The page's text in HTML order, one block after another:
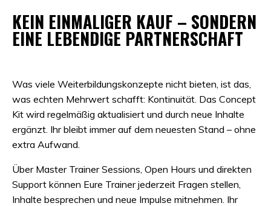
KEIN EINMALIGER KAUF – SONDERN
EINE LEBENDIGE PARTNERSCHAFT
Was viele Weiterbildungskonzepte nicht bieten, ist das,
was echten Mehrwert schafft: Kontinuität. Das Concept
Kit wird regelmäßig aktualisiert und durch neue Inhalte
ergänzt. Ihr bleibt immer auf dem neuesten Stand – ohne
extra Aufwand.
Über Master Trainer Sessions, Open Hours und direkten
Support können Eure Trainer jederzeit Fragen stellen,
Inhalte besprechen und neue Impulse mitnehmen. Ihr